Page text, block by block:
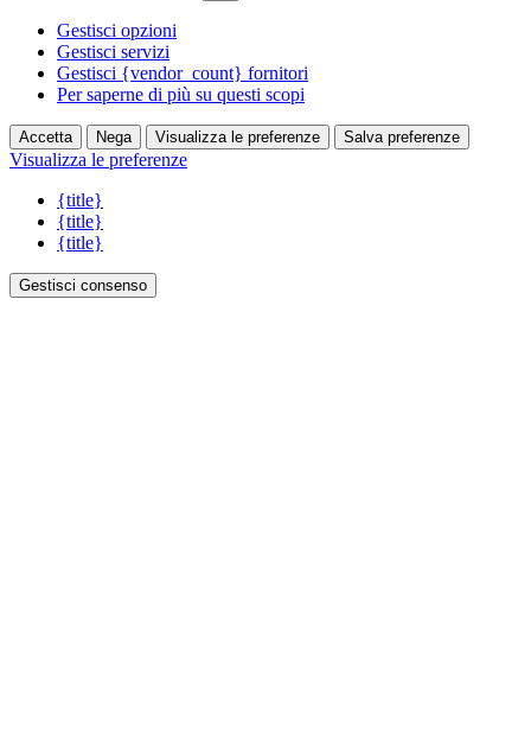
Gestisci opzioni
Gestisci servizi
Gestisci {vendor_count} fornitori
Per saperne di più su questi scopi
Accetta Nega Visualizza le preferenze Salva preferenze
Visualizza le preferenze
{title}
{title}
{title}
Gestisci consenso